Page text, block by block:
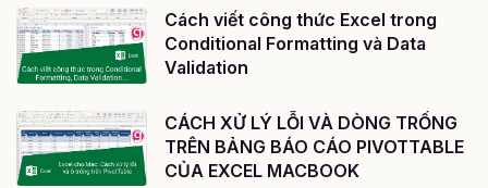
Cách viết công thức Excel trong
Conditional Formatting và Data
Validation
CÁCH XỬ LÝ LỖI VÀ DÒNG TRỐNG
TRÊN BẢNG BÁO CÁO PIVOTTABLE
CỦA EXCEL MACBOOK